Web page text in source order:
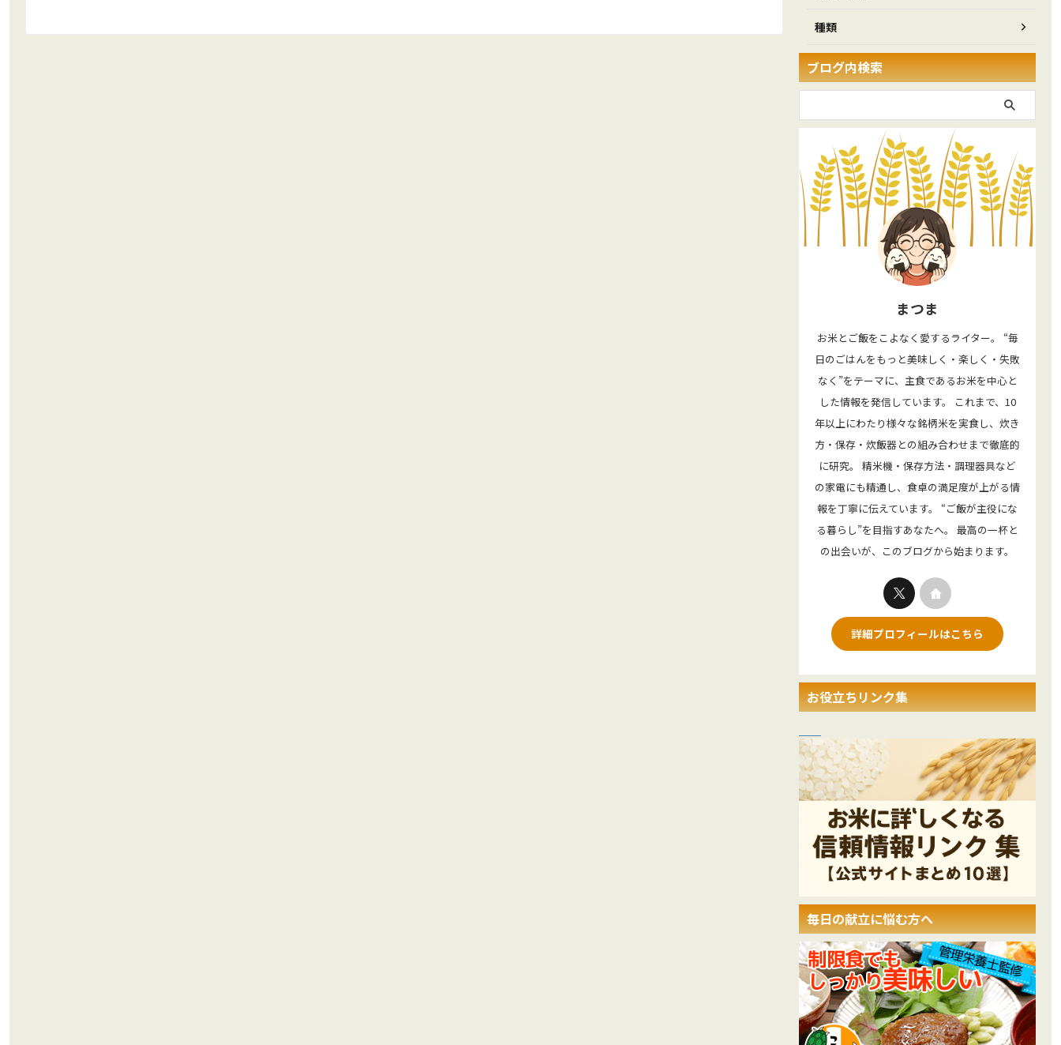
種類
ブログ内検索
まつま
お米とご飯をこよなく愛するライター。 “毎
日のごはんをもっと美味しく・楽しく・失敗
なく”をテーマに、主食であるお米を中心と
した情報を発信しています。 これまで、10
年以上にわたり様々な銘柄米を実食し、炊き
方・保存・炊飯器との組み合わせまで徹底的
に研究。 精米機・保存方法・調理器具など
の家電にも精通し、食卓の満足度が上がる情
報を丁寧に伝えています。 “ご飯が主役にな
る暮らし”を目指すあなたへ。 最高の一杯と
の出会いが、このブログから始まります。
詳細プロフィールはこちら
お役立ちリンク集
毎日の献立に悩む方へ